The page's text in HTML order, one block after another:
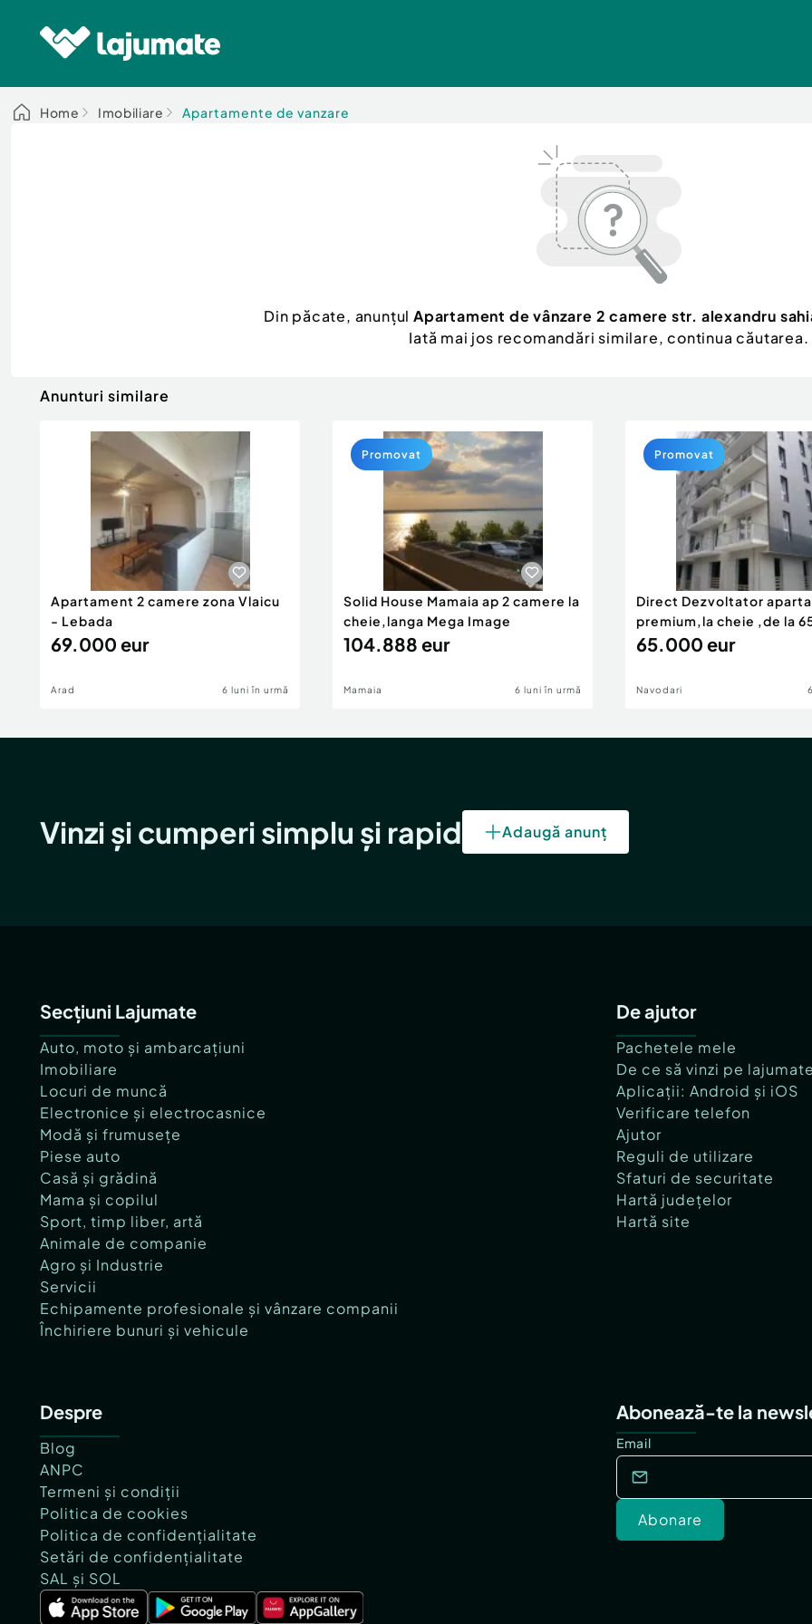
Home Imobiliare Apartamente de vanzare
Din păcate, anunțul Apartament de vânzare 2 camere str. alexandru
Iată mai jos recomandări similare, continua căutarea.
Anunturi similare
Apartament 2 camere zona Vlaicu
- Lebada
69.000 eur
Arad 6 luni în urmă
Solid House Mamaia ap 2 camere la
cheie,langa Mega Image
104.888 eur
Mamaia 6 luni în urmă
Promovat
Direct Dezvoltator
premium,la cheie ,de la
eur
65.000 eur
Navodari
Promovat
Vinzi și cumperi simplu și rapid Adaugă anunț
Secțiuni Lajumate
Auto, moto și ambarcațiuni
Imobiliare
Locuri de muncă
Electronice și electrocasnice
Modă și frumusețe
Piese auto
Casă și grădină
Mama și copilul
Sport, timp liber, artă
Animale de companie
Agro și Industrie
Servicii
Echipamente profesionale și vânzare companii
Închiriere bunuri și vehicule
De ajutor
Pachetele mele
De ce să vinzi pe
Aplicații: Android și iOS
Verificare telefon
Ajutor
Reguli de utilizare
Sfaturi de securitate
Hartă județelor
Hartă site
Despre
Blog
ANPC
Termeni și condiții
Politica de cookies
Politica de confidențialitate
Setări de confidențialitate
SAL și SOL
Abonează-te la
Email
Abonare